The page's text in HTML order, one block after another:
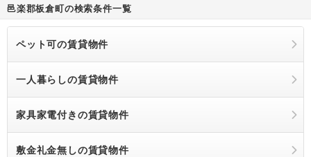
邑楽郡板倉町の検索条件一覧
ペット可の賃貸物件
一人暮らしの賃貸物件
家具家電付きの賃貸物件
敷金礼金無しの賃貸物件